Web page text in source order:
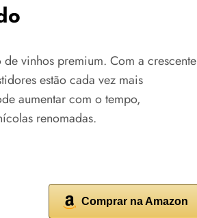
vinhos premium. Com a crescente
estão cada vez mais
aumentar com o tempo,
renomadas.
Comprar na Amazon